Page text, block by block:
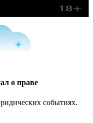
о праве
событиях.